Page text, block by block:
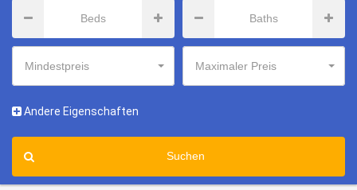
Mindestpreis Maximaler Preis
Andere Eigenschaften
Suchen